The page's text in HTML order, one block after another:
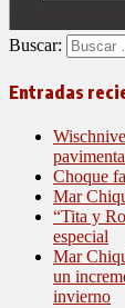
Buscar:
Entradas
Choque
Mar
“Tita y
especial
Mar
un
invierno